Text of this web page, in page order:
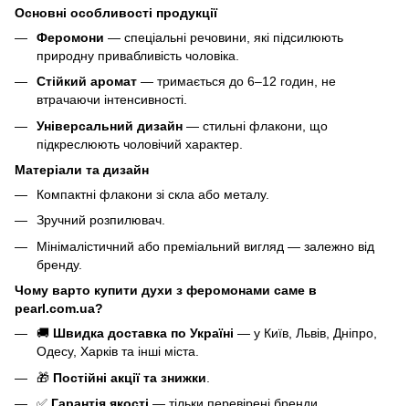
Основні особливості продукції
Феромони — спеціальні речовини, які підсилюють
природну привабливість чоловіка.
Стійкий аромат — тримається до 6–12 годин, не
втрачаючи інтенсивності.
Універсальний дизайн — стильні флакони, що
підкреслюють чоловічий характер.
Матеріали та дизайн
Компактні флакони зі скла або металу.
Зручний розпилювач.
Мінімалістичний або преміальний вигляд — залежно від
бренду.
Чому варто купити духи з феромонами саме в
pearl.com.ua?
🚚 Швидка доставка по Україні — у Київ, Львів, Дніпро,
Одесу, Харків та інші міста.
🎁 Постійні акції та знижки